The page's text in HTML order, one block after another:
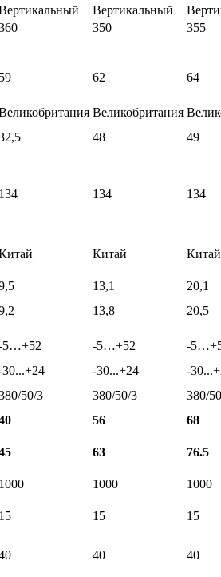
Вертикальный
350
355
59 62
64
Великобритания
48
49
134 134
134
Китай
Китай
13,1
20,1
13,8
20,5
5…+52 -5…+52
-
30...+24 -30...+24
-
50/3 380/50/3
380/
56
68
63
76.5
1000 1000
1000
15 15
15
40 40